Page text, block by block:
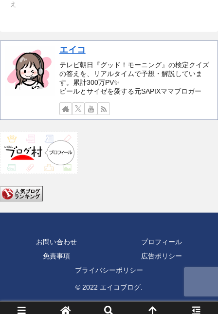
え
エイコ
テレビ朝日『グッド！モーニング』の検定クイズ
の答えを、リアルタイムで予想・解説していま
す。累計300万PV✨️
ビールとサイゼを愛する元SAPIXママブロガー
お問い合わせ
プロフィール
免責事項
広告ポリシー
プライバシーポリシー
© 2022 エイコブログ.